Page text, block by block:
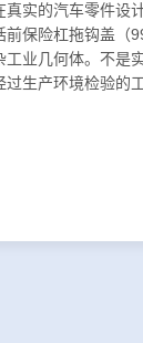
真实的汽车零件设
前保险杠拖钩盖（
工业几何体。不是
过生产环境检验的工